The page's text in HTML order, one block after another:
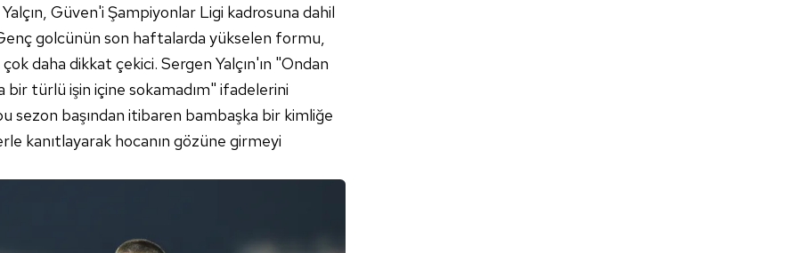
Güven'i Şampiyonlar Ligi kadrosuna dahil
golcünün son haftalarda yükselen formu,
daha dikkat çekici. Sergen Yalçın'ın "Ondan
türlü işin içine sokamadım" ifadelerini
sezon başından itibaren bambaşka bir kimliğe
kanıtlayarak hocanın gözüne girmeyi